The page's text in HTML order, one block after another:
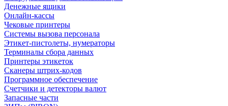
Денежные ящики
Онлайн-кассы
Чековые принтеры
Системы вызова персонала
Этикет-пистолеты, нумераторы
Терминалы сбора данных
Принтеры этикеток
Сканеры штрих-кодов
Программное обеспечение
Счетчики и детекторы валют
Запасные части